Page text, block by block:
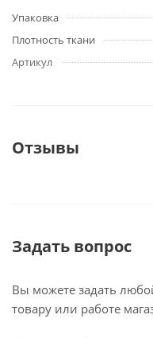
Упаковка
Плотность ткани
Артикул
Отзывы
Задать вопрос
Вы можете задать
товару или работе